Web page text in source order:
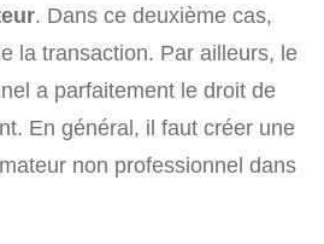
. Dans ce deuxième cas,
la transaction. Par ailleurs, le
a parfaitement le droit de
En général, il faut créer une
non professionnel dans